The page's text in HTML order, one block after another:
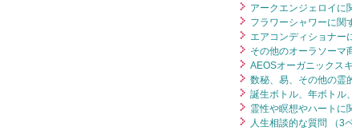
アークエンジェロイに
フラワーシャワーに関
エアコンディショナー
その他のオーラソーマ
AEOSオーガニックス
数秘、易、その他の霊
誕生ボトル、年ボトル
霊性や瞑想やハートに
人生相談的な質問 （3